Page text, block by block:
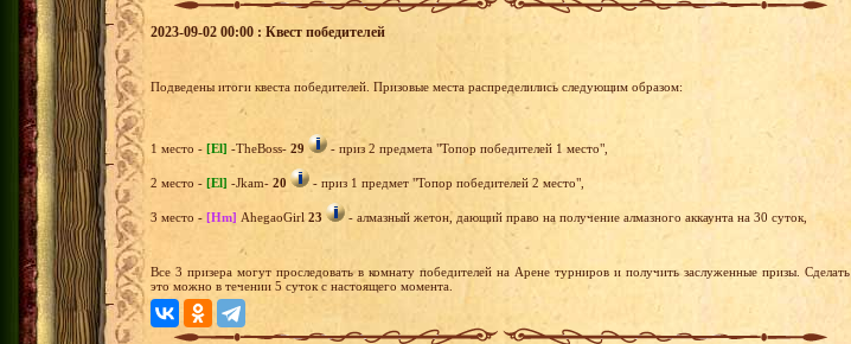
2023-09-02 00:00 : Квест победителей
Подведены итоги квеста победителей. Призовые места распределились следующим образом:
1 место - [El] -TheBoss- 29 - приз 2 предмета "Топор победителей 1 место",
2 место - [El] -Jkam- 20 - приз 1 предмет "Топор победителей 2 место",
3 место - [Hm] AhegaoGirl 23 - алмазный жетон, дающий право на получение алмазного аккаунта на 30 суток,
Все 3 призера могут проследовать в комнату победителей на Арене турниров и получить заслуженные призы. Сделать
это можно в течении 5 суток с настоящего момента.